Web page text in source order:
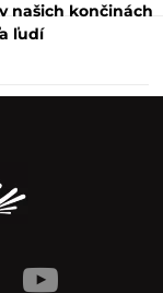
našich končinách
ľudí